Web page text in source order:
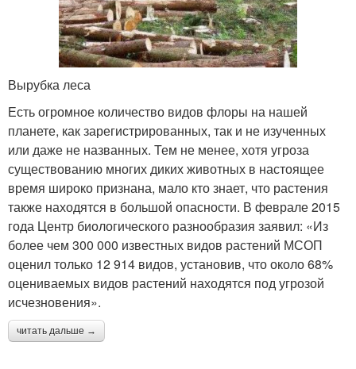
Вырубка леса
Есть огромное количество видов флоры на нашей
планете, как зарегистрированных, так и не изученных
или даже не названных. Тем не менее, хотя угроза
существованию многих диких животных в настоящее
время широко признана, мало кто знает, что растения
также находятся в большой опасности. В феврале 2015
года Центр биологического разнообразия заявил: «Из
более чем 300 000 известных видов растений МСОП
оценил только 12 914 видов, установив, что около 68%
оцениваемых видов растений находятся под угрозой
исчезновения».
читать дальше →